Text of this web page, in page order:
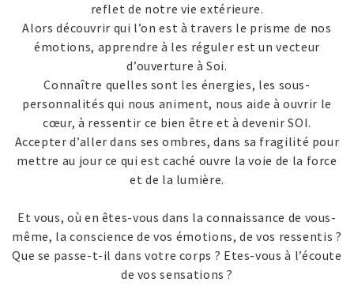
reflet de notre vie extérieure.
Alors découvrir qui l’on est à travers le prisme de nos
émotions, apprendre à les réguler est un vecteur
d’ouverture à Soi.
Connaître quelles sont les énergies, les sous-
personnalités qui nous animent, nous aide à ouvrir le
cœur, à ressentir ce bien être et à devenir SOI.
Accepter d’aller dans ses ombres, dans sa fragilité pour
mettre au jour ce qui est caché ouvre la voie de la force
et de la lumière.
Et vous, où en êtes-vous dans la connaissance de vous-
même, la conscience de vos émotions, de vos ressentis ?
Que se passe-t-il dans votre corps ? Etes-vous à l’écoute
de vos sensations ?